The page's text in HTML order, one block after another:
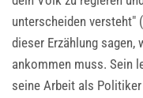
unterscheiden versteht"
dieser Erzählung
ankommen muss. Sein
seine Arbeit als